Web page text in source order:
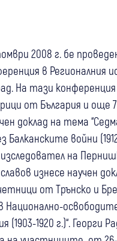
2008 г. бе
в Регионалния
На тази
от България и още
доклад на тема
Балканските войни
на
изнесе научен
от Трънско и
Национално-
(1903-1920 г.)“. Георги